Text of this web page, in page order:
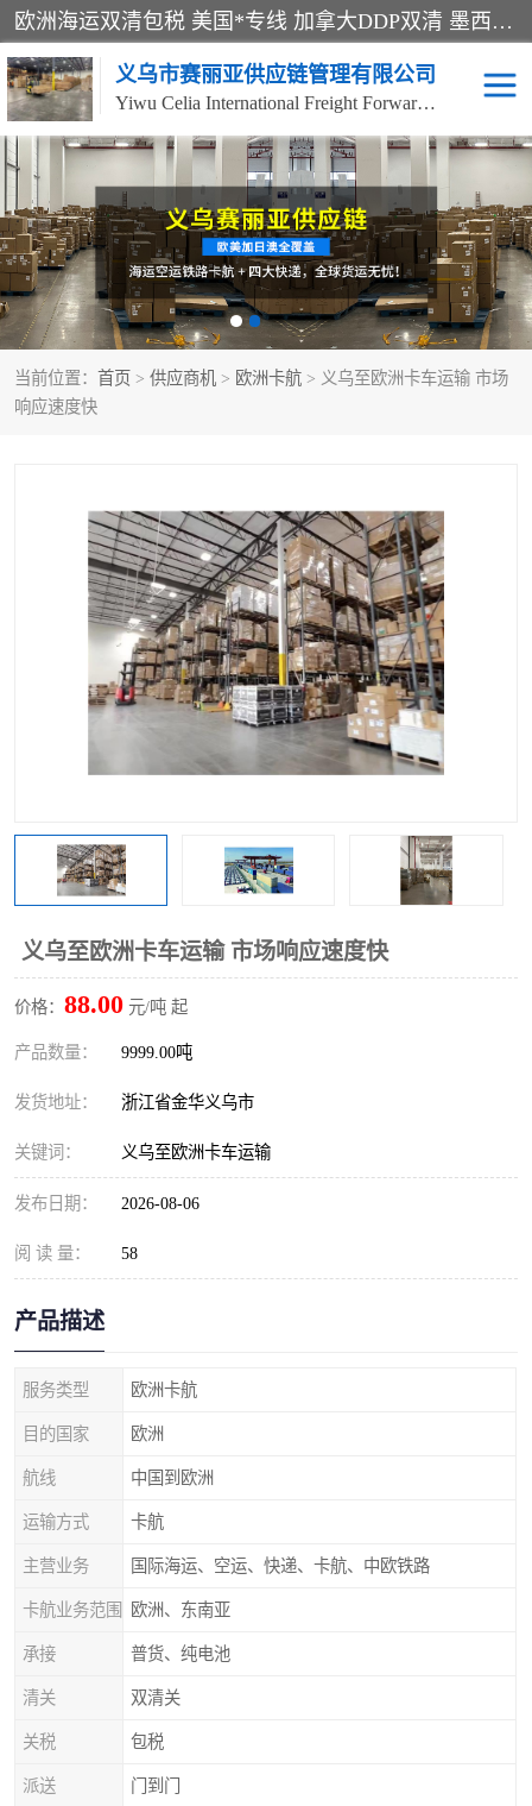
欧洲海运双清包税 美国*专线 加拿大DDP双清 墨西哥跨境空运 澳大利亚专线物流 跨境电商物流服务 国际快递到门服务 海运*渠道 一站式跨境物流解决方案 TikTok/SHEIN专线 电商平台FBA头程运输 国际铁路运输欧洲 UPS/DDHL/联邦快递跨境 美国双清到门物流 跨境*运输
义乌市赛丽亚供应链管理有限公司
Yiwu Celia International Freight Forwarding Co., Ltd
当前位置： 首页 > 供应商机 > 欧洲卡航 > 义乌至欧洲卡车运输 市场
响应速度快
义乌至欧洲卡车运输 市场响应速度快
价格： 88.00 元/吨 起
产品数量： 9999.00吨
发货地址： 浙江省金华义乌市
关键词： 义乌至欧洲卡车运输
发布日期： 2026-08-06
阅 读 量： 58
产品描述
服务类型 欧洲卡航
目的国家 欧洲
航线 中国到欧洲
运输方式 卡航
主营业务 国际海运、空运、快递、卡航、中欧铁路
卡航业务范围 欧洲、东南亚
承接 普货、纯电池
清关 双清关
关税 包税
派送 门到门
美森快船 欧洲卡航
加拿大海运/空运-双清到
门
澳大利亚海运/空运-双清
到门
墨西哥海运/空运-双清到
门